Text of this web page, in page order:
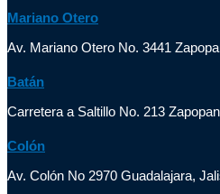
Mariano Otero
Av. Mariano Otero No. 3441
Batán
Carretera a Saltillo No. 213
Colón
Av. Colón No 2970 Guadalajara,